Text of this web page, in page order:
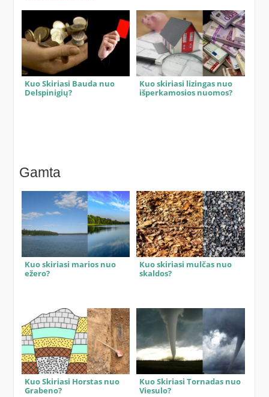
Kuo Skiriasi Bauda nuo
Delspinigių?
Kuo skiriasi lizingas nuo
išperkamosios nuomos?
Gamta
Kuo skiriasi marios nuo
ežero?
Kuo skiriasi mulčas nuo
skaldos?
Kuo Skiriasi Horstas nuo
Grabeno?
Kuo Skiriasi Tornadas nuo
Viesulo?